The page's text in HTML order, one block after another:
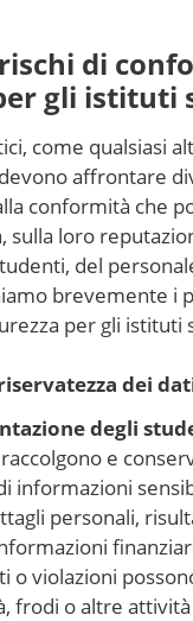
di
gli istituti
come qualsiasi
affrontare
conformità che
sulla loro
del
brevemente i
per gli istituti
dei
degli
e
informazioni
personali,
o violazioni
frodi o altre